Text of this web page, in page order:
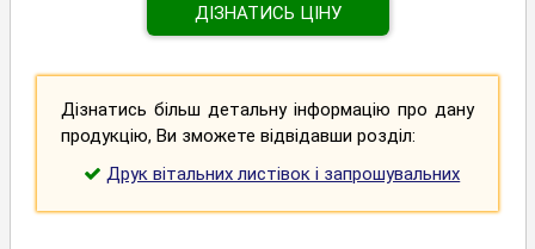
ДІЗНАТИСЬ ЦІНУ
Дізнатись більш детальну інформацію про дану
продукцію, Ви зможете відвідавши розділ:
Друк вітальних листівок і запрошувальних